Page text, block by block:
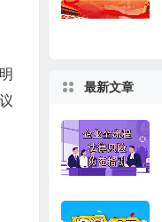
最新文章